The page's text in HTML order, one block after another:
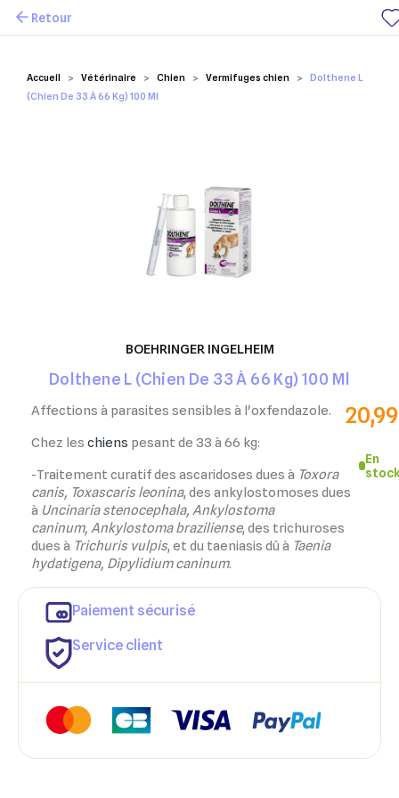
Mes favoris
Accueil Vétérinaire Chien Vermifuges chien
Dolthene L
(Chien De 33 À 66 Kg) 100 Ml
Retour
BOEHRINGER INGELHEIM
Dolthene L (Chien De 33 À 66 Kg) 100 Ml
Affections à parasites sensibles à l'oxfendazole.
Chez les chiens pesant de 33 à 66 kg:
-Traitement curatif des ascaridoses dues à Toxora
canis, Toxascaris leonina, des ankylostomoses dues
à Uncinaria stenocephala, Ankylostoma
caninum, Ankylostoma braziliense, des trichuroses
dues à Trichuris vulpis, et du taeniasis dû à Taenia
hydatigena, Dipylidium caninum.
En
Paiement sécurisé
Service client